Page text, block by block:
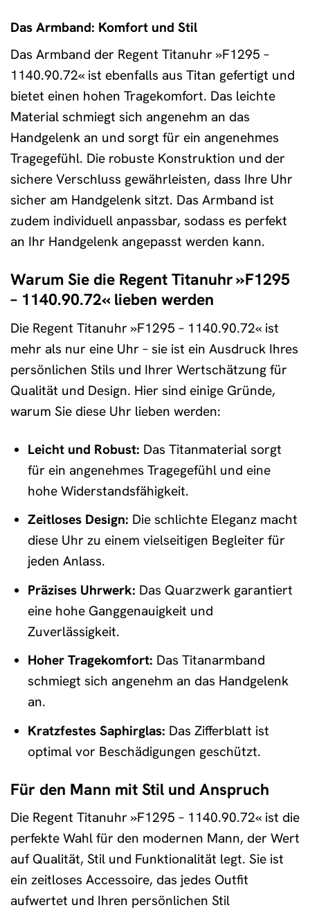
Das Armband: Komfort und Stil
Das Armband der Regent Titanuhr »F1295 –
1140.90.72« ist ebenfalls aus Titan gefertigt und
bietet einen hohen Tragekomfort. Das leichte
Material schmiegt sich angenehm an das
Handgelenk an und sorgt für ein angenehmes
Tragegefühl. Die robuste Konstruktion und der
sichere Verschluss gewährleisten, dass Ihre Uhr
sicher am Handgelenk sitzt. Das Armband ist
zudem individuell anpassbar, sodass es perfekt
an Ihr Handgelenk angepasst werden kann.
Warum Sie die Regent Titanuhr »F1295
– 1140.90.72« lieben werden
Die Regent Titanuhr »F1295 – 1140.90.72« ist
mehr als nur eine Uhr – sie ist ein Ausdruck Ihres
persönlichen Stils und Ihrer Wertschätzung für
Qualität und Design. Hier sind einige Gründe,
warum Sie diese Uhr lieben werden:
Leicht und Robust: Das Titanmaterial sorgt
für ein angenehmes Tragegefühl und eine
hohe Widerstandsfähigkeit.
Zeitloses Design: Die schlichte Eleganz macht
diese Uhr zu einem vielseitigen Begleiter für
jeden Anlass.
Präzises Uhrwerk: Das Quarzwerk garantiert
eine hohe Ganggenauigkeit und
Zuverlässigkeit.
Hoher Tragekomfort: Das Titanarmband
schmiegt sich angenehm an das Handgelenk
an.
Kratzfestes Saphirglas: Das Zifferblatt ist
optimal vor Beschädigungen geschützt.
Für den Mann mit Stil und Anspruch
Die Regent Titanuhr »F1295 – 1140.90.72« ist die
perfekte Wahl für den modernen Mann, der Wert
auf Qualität, Stil und Funktionalität legt. Sie ist
ein zeitloses Accessoire, das jedes Outfit
aufwertet und Ihren persönlichen Stil